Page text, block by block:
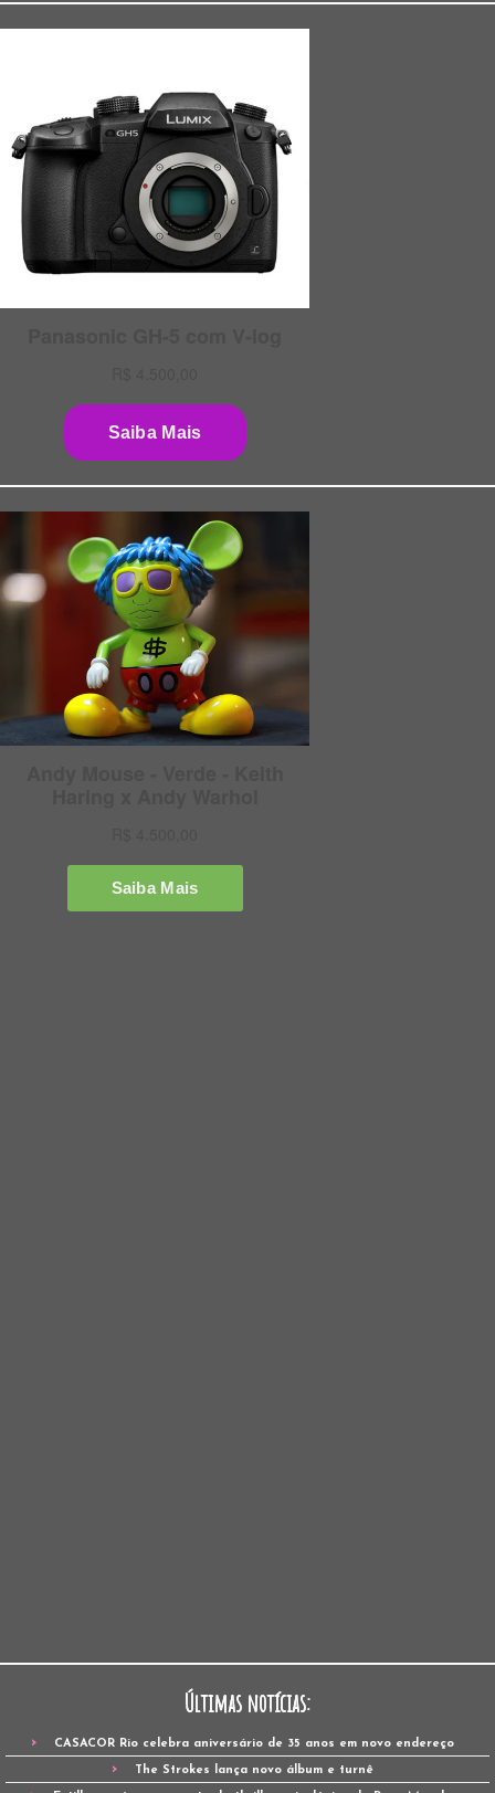
Últimas notícias:
CASACOR Rio celebra aniversário de 35 anos em novo endereço
The Strokes lança novo álbum e turnê